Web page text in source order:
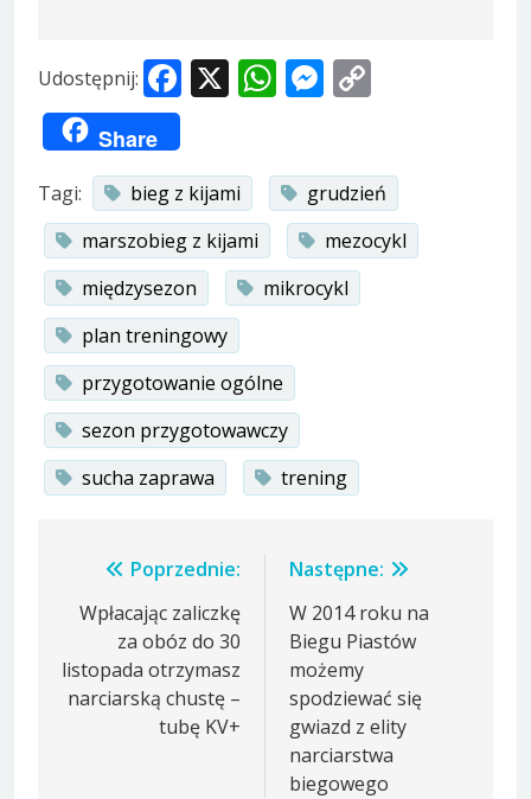
Udostępnij: Facebook
X WhatsApp
Messenger
Share
Tagi: bieg z kijami
grudzień
marszobieg z kijami
mezocykl
międzysezon
mikrocykl
plan treningowy
przygotowanie ogólne
sezon przygotowawczy
sucha zaprawa
trening
Nawigacja
wpisu
Poprzednie:
Wpłacając zaliczkę
za obóz do 30
listopada otrzymasz
narciarską chustę –
tubę KV+
Następne:
W 2014 roku na
Biegu Piastów
możemy
spodziewać się
gwiazd z elity
narciarstwa
biegowego